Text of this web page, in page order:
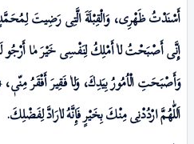
أَسْنَدْتُ ظَهْرِی، وَالْقِبْلَةَ الَّتِی رَضِیتَ لِمُحَمَّدٍ
إِنَّی أَصْبَحْتُ لاٰ أَمْلِكُ لِنَفْسِی خَیْرَ مٰا أَرْجُو
وَأَصْبَحَتِ الْاُمُورُ بِیَدِكَ، وَلاٰ فَقِیرَ أَفْقَرُ
اَللّٰهُمَّ ارْدُدْنِی مِنْكَ بِخَیْرٍ فَإِنَّهُ لاٰرَادَّ لِفَضْلِكَ.